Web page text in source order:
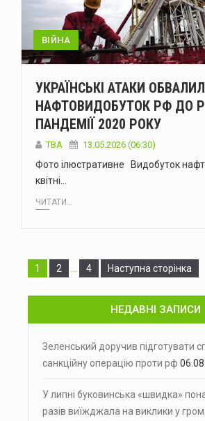
ВІЙНА
УКРАЇНСЬКІ АТАКИ
НАФТОВИДОБУТОК РФ ДО
ПАНДЕМІЇ 2020 РОКУ
ТВА 13.05.2026 (06:30)
Фото ілюстративне Видобуток
квітні…
ЧИТАТИ...
Сторінка
1 Сторінка
2 Сторінка
4 Наступна сторінка
НЕДАВНІ ЗАПИСИ
Зеленський доручив підготувати
санкційну операцію проти рф
У липні буковинська «швидка»
разів виїжджала на виклики у